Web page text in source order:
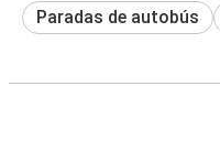
Paradas de autobús